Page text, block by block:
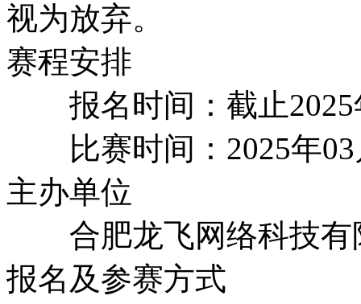
视为放弃。
赛程安排
报名时间：截止2025
比赛时间：2025年03
主办单位
合肥龙飞网络科技有
报名及参赛方式